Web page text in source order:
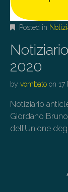
Posted in
2020
by vombato on 17
Notiziario
Giordano
dell’Unione